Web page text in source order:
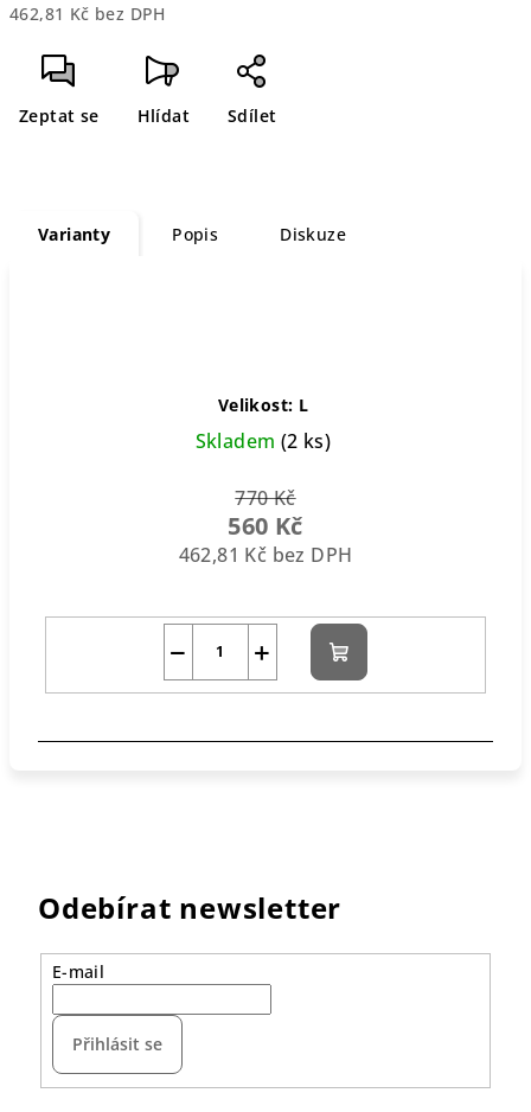
462,81 Kč bez DPH
cena:
Zeptat se Hlídat Sdílet
Varianty Popis Diskuze
Velikost: L
Skladem (2 ks)
770 Kč
560 Kč
462,81 Kč bez DPH
+
− Do
košíku
Odebírat newsletter
E-mail
Přihlásit se